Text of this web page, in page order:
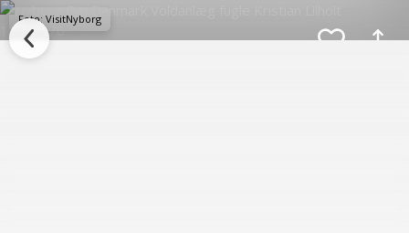
Foto: VisitNyborg